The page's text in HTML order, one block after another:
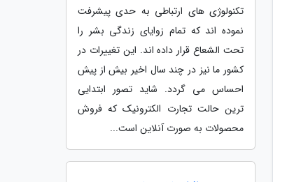
تکنولوژی های ارتباطی به حدی پیشرفت
نموده اند که تمام زوایای زندگی بشر را
تحت الشعاع قرار داده اند. این تغییرات در
کشور ما نیز در چند سال اخیر بیش از پیش
احساس می گردد. شاید تصور ابتدایی
ترین حالت تجارت الکترونیک که فروش
محصولات به صورت آنلاین است...